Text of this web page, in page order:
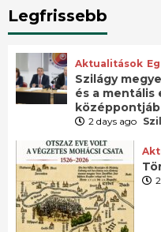
Legfrissebb
Aktualitások
Szilágy
és a mentális
2 days ago